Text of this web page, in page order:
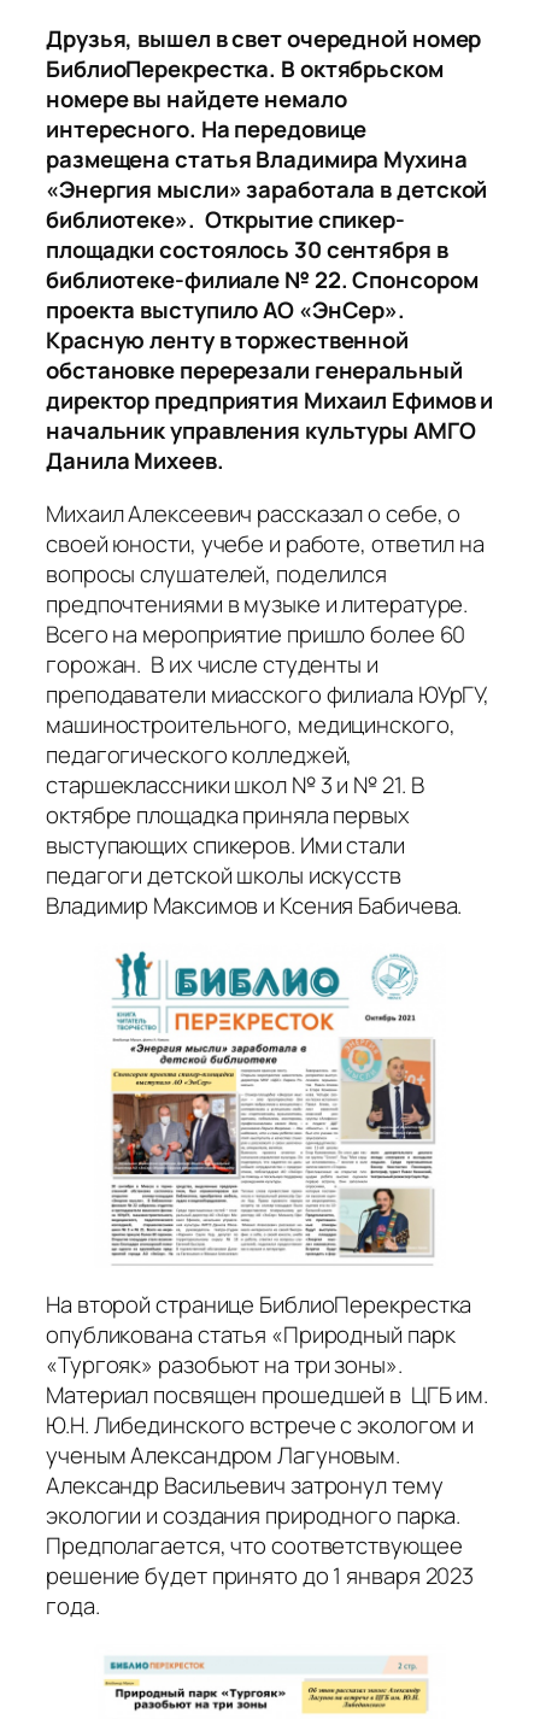
Друзья, вышел в свет очередной номер
БиблиоПерекрестка. В октябрьском
номере вы найдете немало
интересного. На передовице
размещена статья Владимира Мухина
«Энергия мысли» заработала в детской
библиотеке». Открытие спикер-
площадки состоялось 30 сентября в
библиотеке-филиале № 22. Спонсором
проекта выступило АО «ЭнСер».
Красную ленту в торжественной
обстановке перерезали генеральный
директор предприятия Михаил Ефимов и
начальник управления культуры АМГО
Данила Михеев.
Михаил Алексеевич рассказал о себе, о
своей юности, учебе и работе, ответил на
вопросы слушателей, поделился
предпочтениями в музыке и литературе.
Всего на мероприятие пришло более 60
горожан. В их числе студенты и
преподаватели миасского филиала ЮУрГУ,
машиностроительного, медицинского,
педагогического колледжей,
старшеклассники школ № 3 и № 21. В
октябре площадка приняла первых
выступающих спикеров. Ими стали
педагоги детской школы искусств
Владимир Максимов и Ксения Бабичева.
На второй странице БиблиоПерекрестка
опубликована статья «Природный парк
«Тургояк» разобьют на три зоны».
Материал посвящен прошедшей в ЦГБ им.
Ю.Н. Либединского встрече с экологом и
ученым Александром Лагуновым.
Александр Васильевич затронул тему
экологии и создания природного парка.
Предполагается, что соответствующее
решение будет принято до 1 января 2023
года.